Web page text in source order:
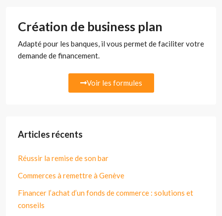
Création de business plan
Adapté pour les banques, il vous permet de faciliter votre
demande de financement.
Voir les formules
Articles récents
Réussir la remise de son bar
Commerces à remettre à Genève
Financer l’achat d’un fonds de commerce : solutions et
conseils